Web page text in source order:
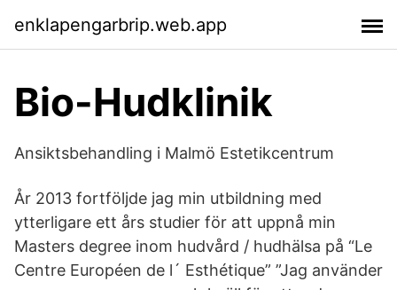
enklapengarbrip.web.app
Bio-Hudklinik
Ansiktsbehandling i Malmö Estetikcentrum
År 2013 fortföljde jag min utbildning med
ytterligare ett års studier för att uppnå min
Masters degree inom hudvård / hudhälsa på “Le
Centre Européen de l´ Esthétique” ”Jag använder